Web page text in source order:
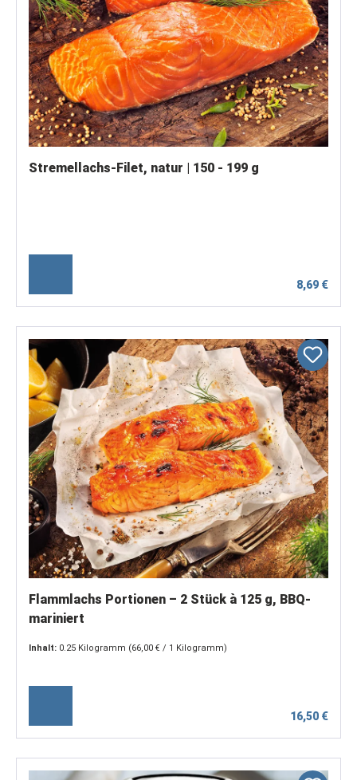
Stremellachs-Filet, natur | 150 - 199 g
8,69 €
Flammlachs Portionen – 2 Stück à 125 g, BBQ-
mariniert
Inhalt: 0.25 Kilogramm (66,00 € / 1 Kilogramm)
16,50 €